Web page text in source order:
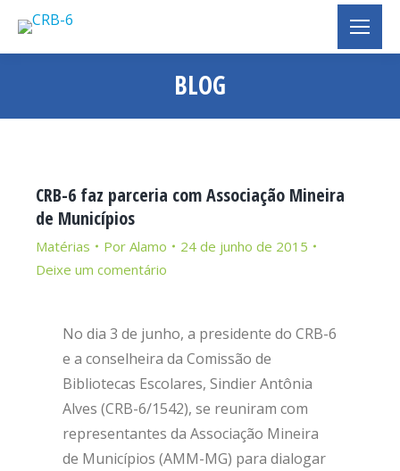
BLOG
Você está aqui:
CRB-6 faz parceria com Associação Mineira
de Municípios
Matérias Por Alamo
24 de junho de 2015
Deixe um comentário
No dia 3 de junho, a presidente do CRB-6
e a conselheira da Comissão de
Bibliotecas Escolares, Sindier Antônia
Alves (CRB-6/1542), se reuniram com
representantes da Associação Mineira
de Municípios (AMM-MG) para dialogar